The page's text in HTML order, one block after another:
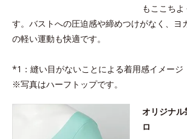
もここち
す。バストへの圧迫感や締めつけがなく、ヨ
の軽い運動も快適です。
*1：縫い目がないことによる着用感イメージ
※写真はハーフトップです。
オリジナ
ロ